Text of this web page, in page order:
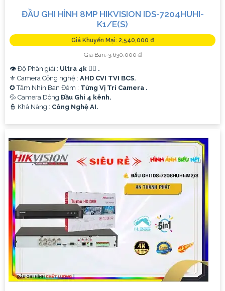
ĐẦU GHI HÌNH 8MP HIKVISION IDS-7204HUHI-
K1/E(S)
Giá Khuyến Mại: 2,540,000 ₫
Giá Bán: 3,630,000 ₫
👁 Độ Phân giải : Ultra 4k 👍🏾 .
⚜️ Camera Công nghệ : AHD CVI TVI BCS.
✪ Tầm Nhìn Ban Đêm : Từng Vị Trí Camera .
💦 Camera Dòng Đầu Ghi 4 kênh.
️👮 Khả Năng : Công Nghệ AI.